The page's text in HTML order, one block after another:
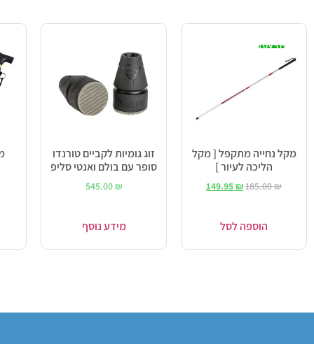
מבצע!
מקל נחייה מתקפל [ מקל
הליכה לעיור ]
185.00₪
149.95₪
הוספה לסל
זוג גומיות לקביים טורנדו
סופר עם בולם ואנטי סליפ
545.00 ₪
מידע נוסף